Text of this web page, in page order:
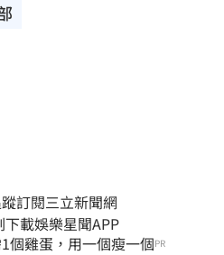
訂閱三立新聞網
明星動態 即刻下載娛樂星聞APP
個雞蛋，用一個瘦一個PR